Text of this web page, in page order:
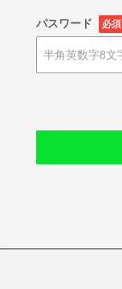
パスワード 必須